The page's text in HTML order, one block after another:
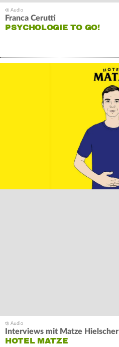
Franca Cerutti
PSYCHOLOGIE TO GO!
Interviews mit Matze Hielscher
HOTEL MATZE